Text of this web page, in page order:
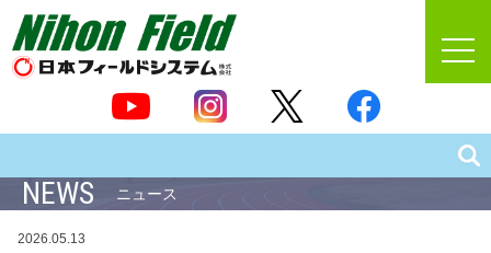
NEWS ニュース
2026.05.13